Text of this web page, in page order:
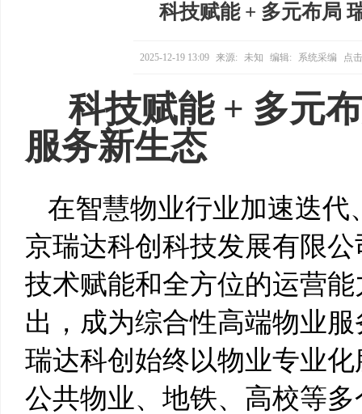
科技赋能 + 多元布局
2025-12-19 13:09 来源: 未知 编辑: 系统采编 点
科技赋能 + 多元
服务新生态
在智慧物业行业加速迭
京瑞达科创科技发展有限
技术赋能和全方位的运营
出，成为综合性高端物业
瑞达科创始终以物业专业
公共物业、地铁、高校等